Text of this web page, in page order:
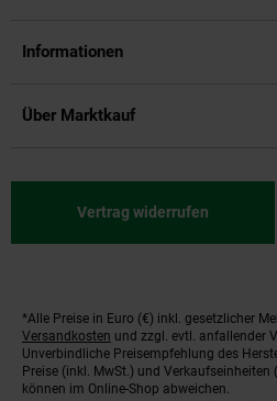
Informationen
Über Marktkauf
Vertrag widerrufen
Fußnoten
*Alle Preise in Euro (€) inkl. gesetzlicher
Versandkosten und zzgl. evtl. anfallender
Unverbindliche Preisempfehlung des
Preise (inkl. MwSt.) und
können im Online-Shop abweichen.